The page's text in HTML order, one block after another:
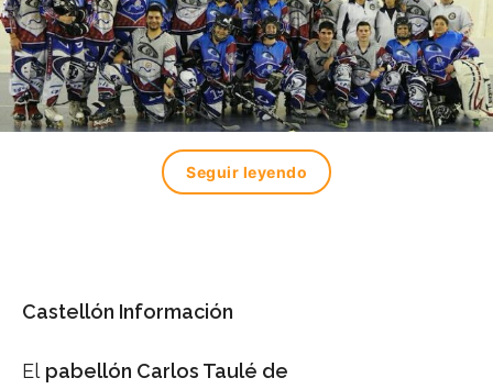
Seguir leyendo
Castellón Información
El pabellón Carlos Taulé de